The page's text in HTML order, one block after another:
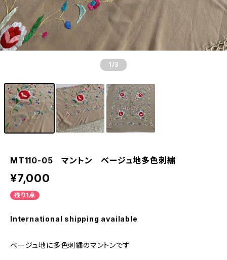
1 /3
MT110-05 マントン ベージュ地多色刺繍
¥7,000
残り1点
International shipping available
ベージュ地に多色刺繍のマントンです